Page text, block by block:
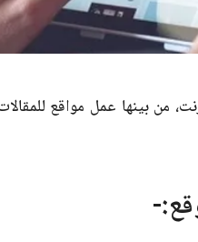
من بينها عمل مواقع